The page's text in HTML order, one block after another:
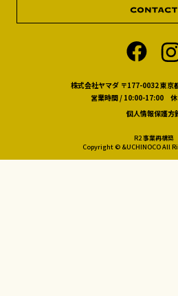
株式会社ヤマダ 〒177-0032 東京
営業時間 / 10:00-17:00 休
個人情報保護方
R2 事業再構築
Copyright © &UCHINOCO All